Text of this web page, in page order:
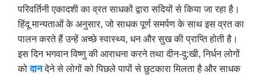
परिवर्तिनी एकादशी का व्रत साधकों द्वारा सदियों से किया जा रहा है।
हिंदू मान्यताओं के अनुसार, जो साधक पूर्ण समर्पण के साथ इस व्रत का
पालन करते हैं उन्हें अच्छे स्वास्थ्य, धन और सुख की प्राप्ति होती है।
इस दिन भगवान विष्णु की आराधना करने तथा दीन-दु:खी, निर्धन लोगों
कोदानदेने से लोगों को पिछले पापों से छुटकारा मिलता है और साधक